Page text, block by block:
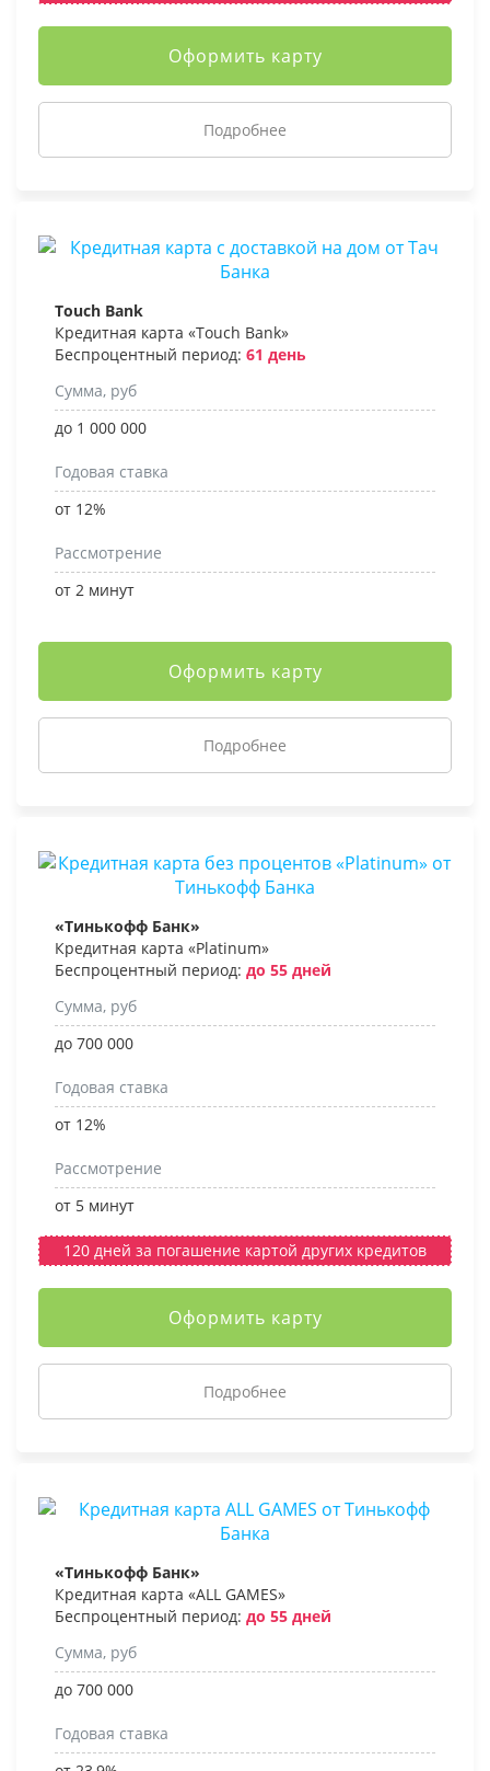
Оформить карту
Подробнее
Touch Bank
Кредитная карта «Touch Bank»
Беспроцентный период: 61 день
Сумма, руб
до 1 000 000
Годовая ставка
от 12%
Рассмотрение
от 2 минут
Оформить карту
Подробнее
«Тинькофф Банк»
Кредитная карта «Platinum»
Беспроцентный период: до 55 дней
Сумма, руб
до 700 000
Годовая ставка
от 12%
Рассмотрение
от 5 минут
120 дней за погашение картой других кредитов
Оформить карту
Подробнее
«Тинькофф Банк»
Кредитная карта «ALL GAMES»
Беспроцентный период: до 55 дней
Сумма, руб
до 700 000
Годовая ставка